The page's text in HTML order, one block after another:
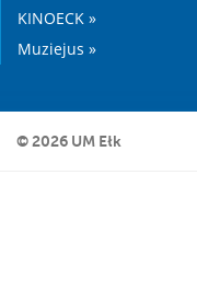
KINOECK »
Muziejus »
© 2026 UM Ełk